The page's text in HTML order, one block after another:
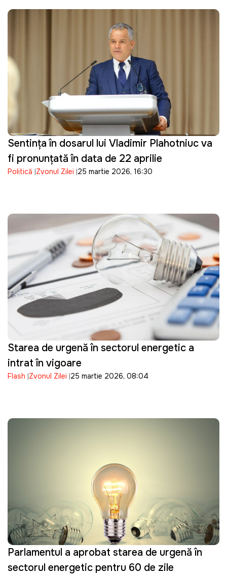
Sentinţa în dosarul lui Vladimir Plahotniuc va
fi pronunţată în data de 22 aprilie
Politică Zvonul Zilei 25 martie 2026, 16:30
Starea de urgență în sectorul energetic a
intrat în vigoare
Flash Zvonul Zilei 25 martie 2026, 08:04
Parlamentul a aprobat starea de urgență în
sectorul energetic pentru 60 de zile